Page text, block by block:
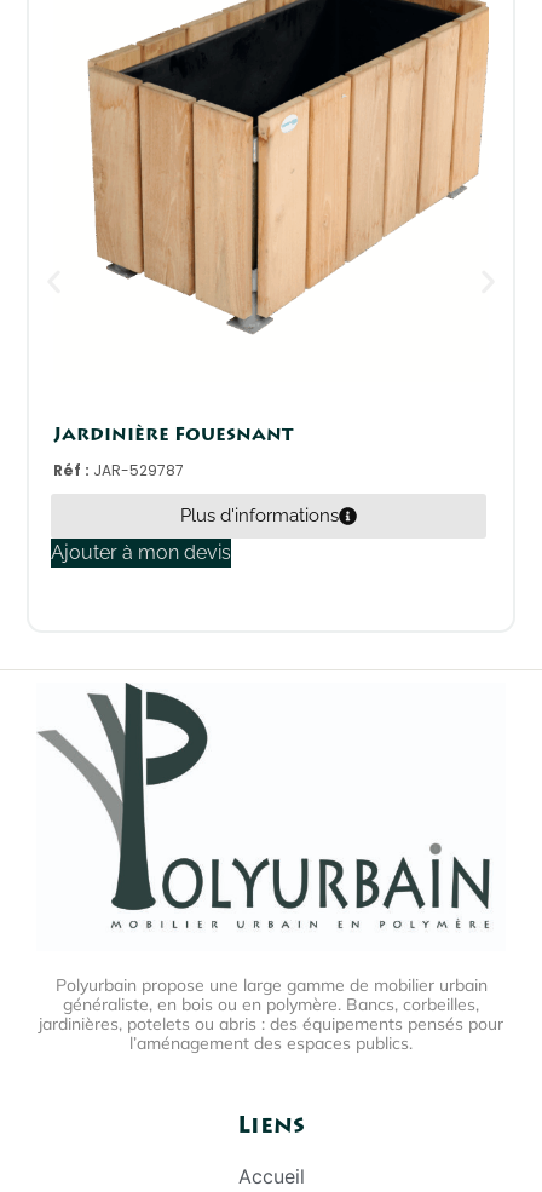
Jardinière Fouesnant
Réf : JAR-529787
Plus d'informations
Ajouter à mon devis
Polyurbain propose une large gamme de mobilier urbain
généraliste, en bois ou en polymère. Bancs, corbeilles,
jardinières, potelets ou abris : des équipements pensés pour
l’aménagement des espaces publics.
Liens
Accueil